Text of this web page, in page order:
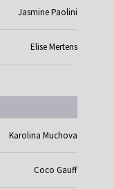
Jasmine Paolini
Elise Mertens
Karolina Muchova
Coco Gauff